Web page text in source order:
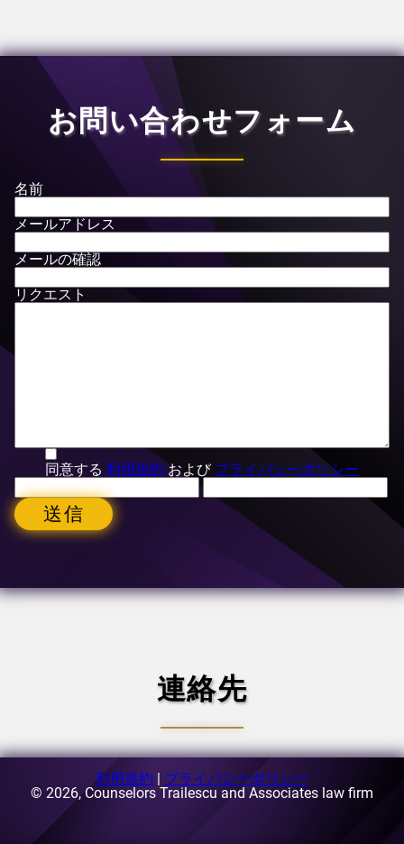
お問い合わせフォーム
名前
メールアドレス
メールの確認
リクエスト
同意する 利用規約 および プライバシーポリシー
送信
連絡先
Eメール: [email protected]
ルーマニア、ブカレスト、第1区、ブゼスティ通り
63-69番地、A3棟、5階
利用規約 | プライバシーポリシー
© 2026, Counselors Trailescu and Associates law firm